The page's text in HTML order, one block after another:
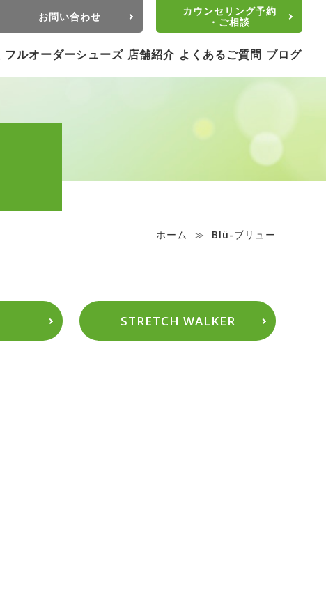
お問い合わせ
カウンセリング予約
・ご相談
フルオーダーシューズ 店舗紹介 よくあるご質問 ブログ
ホーム ≫ Blü-ブリュー
STRETCH WALKER